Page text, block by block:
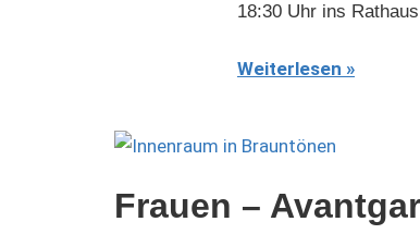
18:30 Uhr ins
Weiterlesen
Frauen –